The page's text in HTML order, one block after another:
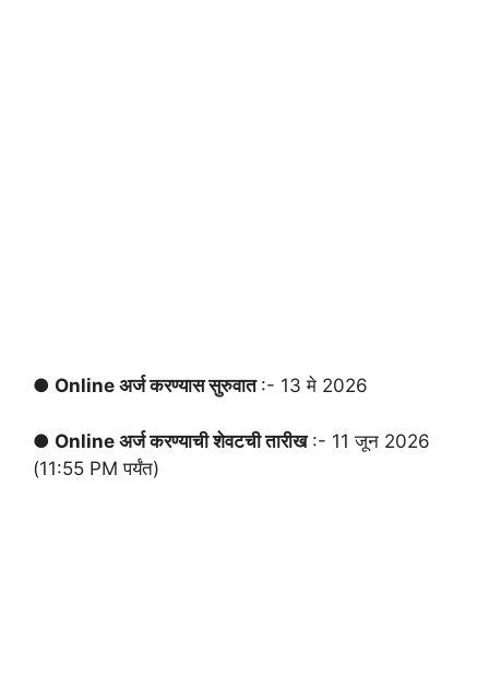
● Online अर्ज करण्यास सुरुवात :- 13 मे 2026
● Online अर्ज करण्याची शेवटची तारीख:- 11 जून 2026
(11:55 PM पर्यंत)